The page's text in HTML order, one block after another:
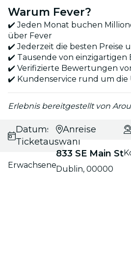
Warum Fever?
✔️ Jeden Monat buchen
über Fever
✔️ Jederzeit die besten Preise
✔️ Tausende von einzigartigen
✔️ Verifizierte Bewertungen
✔️ Kundenservice rund um die
Erlebnis bereitgestellt von
Datums- und
Ticketauswahl
Erwachsene
Anreise
833 SE Main St
Dublin, 00000